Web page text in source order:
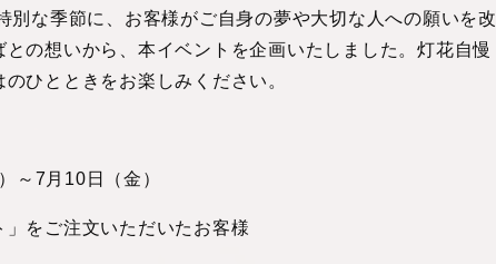
別な季節に、お客様がご自身の夢や大切な人への願いを改
の想いから、本イベントを企画いたしました。灯花自慢
ひとときをお楽しみください。
～7月10日（金）
をご注文いただいたお客様